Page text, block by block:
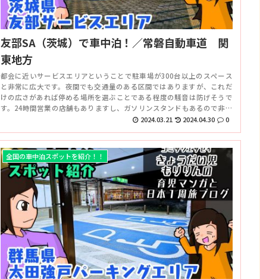
友部SA（茨城）で車中泊！／常磐自動車道 関
東地方
都会に近いサービスエリアということで駐車場が300台以上のスペース
と非常に広大です。夜間でも交通量のある区間ではありますが、これだ
けの広さがあれば停める場所を選ぶことである程度の騒音は防げそうで
す。24時間営業の店舗もありますし、ガソリンスタンドもあるので非常
に便利な場所でした。車中泊おすすめの場所ですね。
2024.03.21 2024.04.30 0
全国の車中泊スポットを紹介！！